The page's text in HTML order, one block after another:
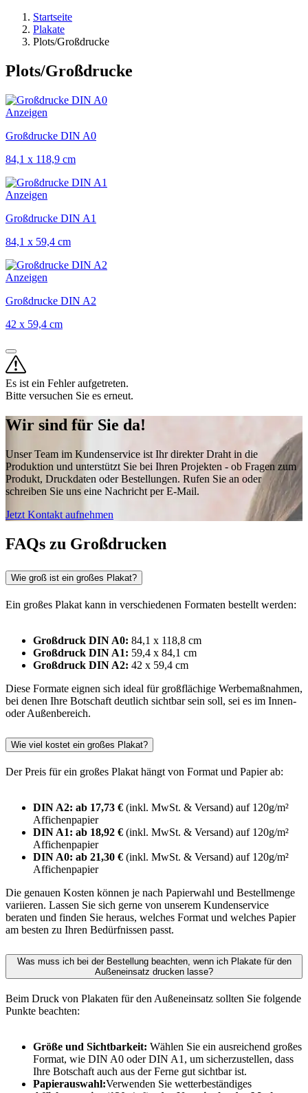
Startseite
Plakate
Plots/Großdrucke
Plots/Großdrucke
Anzeigen
Großdrucke DIN A0
84,1 x 118,9 cm
Anzeigen
Großdrucke DIN A1
84,1 x 59,4 cm
Anzeigen
Großdrucke DIN A2
42 x 59,4 cm
Es ist ein Fehler aufgetreten.
Bitte versuchen Sie es erneut.
Wir sind für Sie da!
Unser Team im Kundenservice ist Ihr direkter Draht in die
Produktion und unterstützt Sie bei Ihren Projekten - ob Fragen zum
Produkt, Druckdaten oder Bestellungen. Rufen Sie an oder
schreiben Sie uns eine Nachricht per E-Mail.
Jetzt Kontakt aufnehmen
FAQs zu Großdrucken
Wie groß ist ein großes Plakat?
Ein großes Plakat kann in verschiedenen Formaten bestellt werden:
Großdruck DIN A0: 84,1 x 118,8 cm
Großdruck DIN A1: 59,4 x 84,1 cm
Großdruck DIN A2: 42 x 59,4 cm
Diese Formate eignen sich ideal für großflächige Werbemaßnahmen,
bei denen Ihre Botschaft deutlich sichtbar sein soll, sei es im Innen-
oder Außenbereich.
Wie viel kostet ein großes Plakat?
Der Preis für ein großes Plakat hängt von Format und Papier ab:
DIN A2: ab 17,73 € (inkl. MwSt. & Versand) auf 120g/m²
Affichenpapier
DIN A1: ab 18,92 € (inkl. MwSt. & Versand) auf 120g/m²
Affichenpapier
DIN A0: ab 21,30 € (inkl. MwSt. & Versand) auf 120g/m²
Affichenpapier
Die genauen Kosten können je nach Papierwahl und Bestellmenge
variieren. Lassen Sie sich gerne von unserem Kundenservice
beraten und finden Sie heraus, welches Format und welches Papier
am besten zu Ihren Bedürfnissen passt.
Was muss ich bei der Bestellung beachten, wenn ich Plakate für den
Außeneinsatz drucken lasse?
Beim Druck von Plakaten für den Außeneinsatz sollten Sie folgende
Punkte beachten:
Größe und Sichtbarkeit: Wählen Sie ein ausreichend großes
Format, wie DIN A0 oder DIN A1, um sicherzustellen, dass
Ihre Botschaft auch aus der Ferne gut sichtbar ist.
Papierauswahl:Verwenden Sie wetterbeständiges